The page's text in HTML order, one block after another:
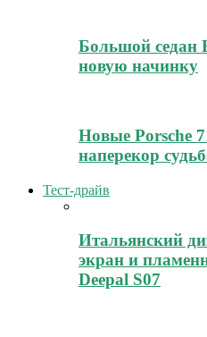
Большой седан
новую начинку
Новые Porsche
наперекор
Тест-драйв
Итальянский
экран и
Deepal S07